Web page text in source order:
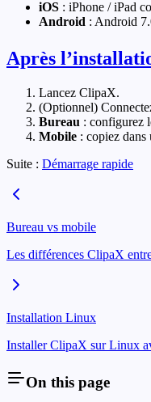
iOS : iPhone / iPad
Android : Android
Après
Lancez ClipaX.
(Optionnel)
Bureau : configurez
Mobile : copiez
Suite : Démarrage rapide
Bureau vs mobile
Les différences ClipaX
Installation Linux
Installer ClipaX sur Linux
On this page